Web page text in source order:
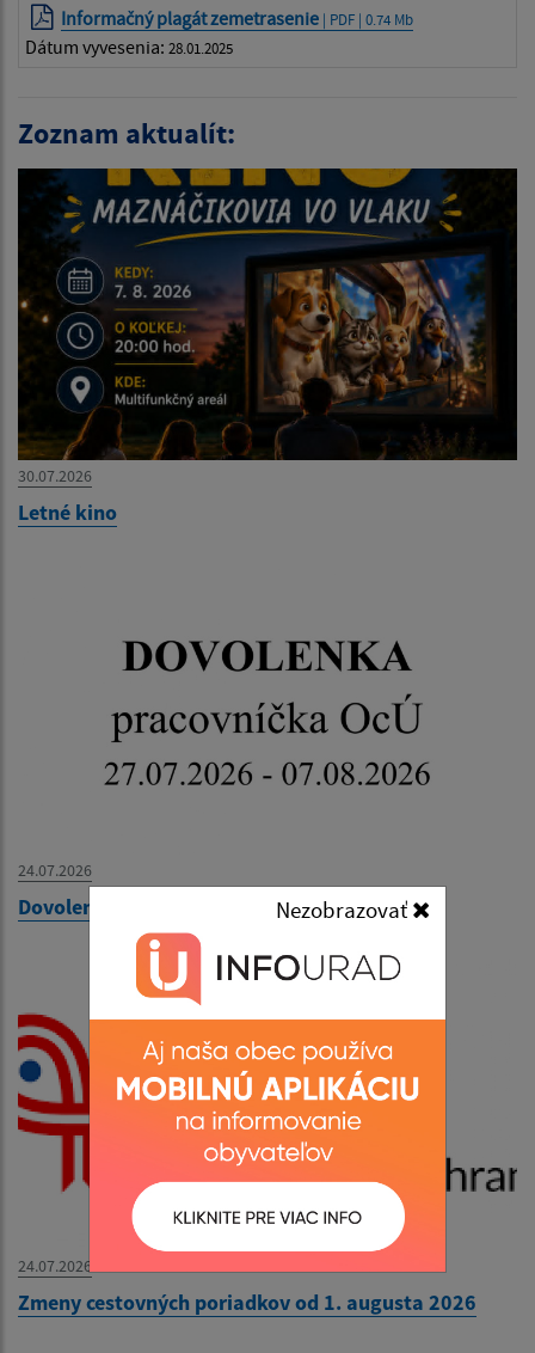
Nezobrazovať
Informačný plagát zemetrasenie | PDF | 0.74 Mb
Dátum vyvesenia: 28.01.2025
Zoznam aktualít:
30.07.2026
Letné kino
24.07.2026
Dovolenka - pracovníčka OcÚ
24.07.2026
Zmeny cestovných poriadkov od 1. augusta 2026